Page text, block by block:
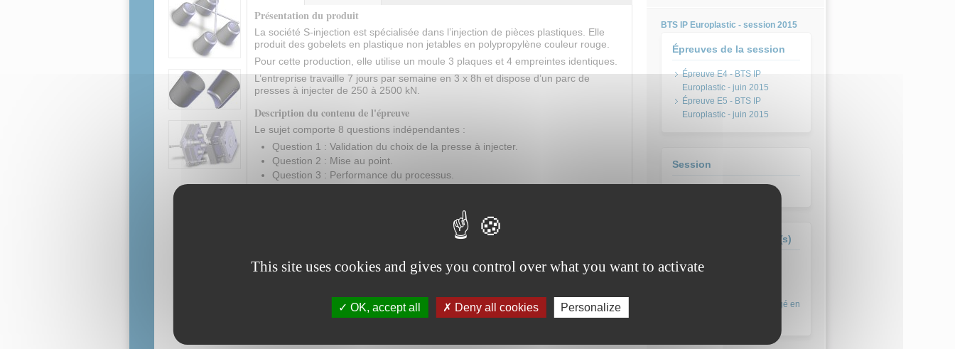
actif)
Présentation du produit
La société S-injection est spécialisée dans l’injection de pièces plastiques. Elle
produit des gobelets en plastique non jetables en polypropylène couleur rouge.
Pour cette production, elle utilise un moule 3 plaques et 4 empreintes identiques.
L’entreprise travaille 7 jours par semaine en 3 x 8h et dispose d’un parc de
presses à injecter de 250 à 2500 kN.
Description du contenu de l'épreuve
Le sujet comporte 8 questions indépendantes :
Question 1 : Validation du choix de la presse à injecter.
Question 2 : Mise au point.
Question 3 : Performance du processus.
Question 6 : Réception du colorant matière.
Question 7 : Assurer la sécurité des personnes.
BTS IP Europlastic - session 2015
Épreuves de la session
Épreuve E4 - BTS IP
Europlastic - juin 2015
Épreuve E5 - BTS IP
Europlastic - juin 2015
Session
Formation(s) concernée(s)
commun européen (abrogé en
This site uses cookies and gives you control over what you want to activate
OK, accept all Deny all cookies Personalize